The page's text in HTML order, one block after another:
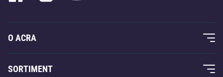
O ACRA
O nás
SORTIMENT